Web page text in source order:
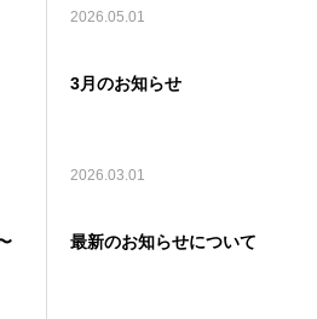
2026.05.01
3月のお知らせ
2026.03.01
最新のお知らせについて